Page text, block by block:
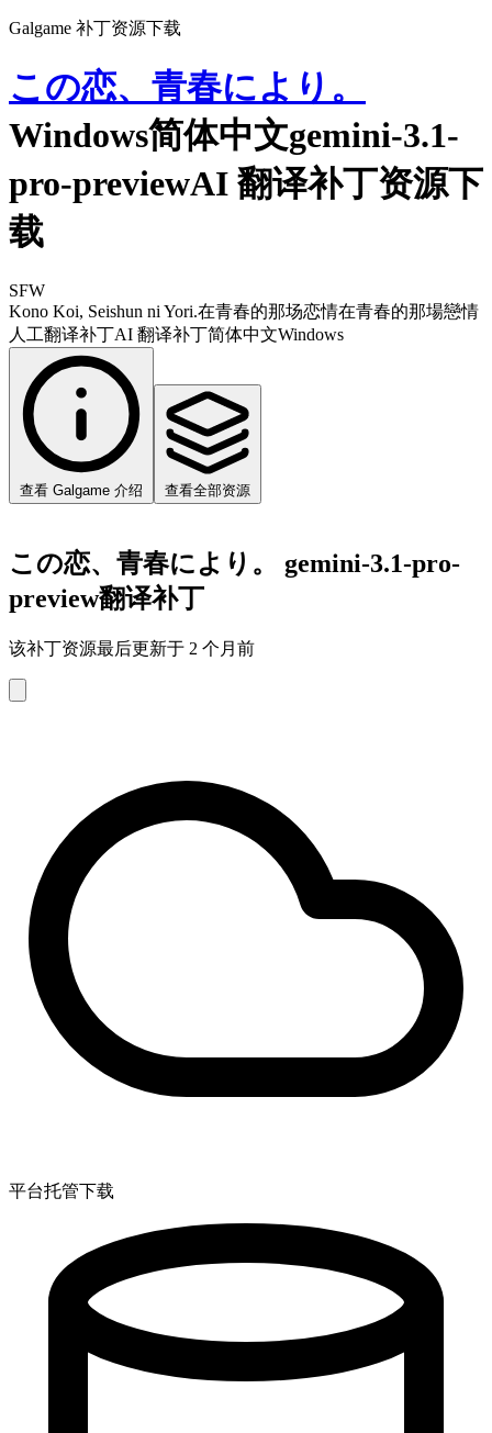
Galgame 补丁资源下载
この恋、青春により。
Windows简体中文gemini-3.1-
pro-previewAI 翻译补丁资源下
载
SFW
Kono Koi, Seishun ni Yori.在青春的那场恋情在青春的那場戀情
人工翻译补丁AI 翻译补丁简体中文Windows
查看 Galgame 介绍 查看全部资源
この恋、青春により。 gemini-3.1-pro-
preview翻译补丁
该补丁资源最后更新于 2 个月前
平台托管下载